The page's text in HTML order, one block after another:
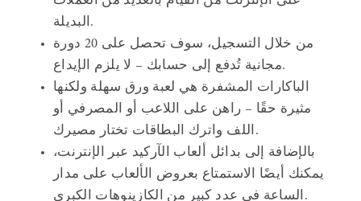
البديلة.
من خلال التسجيل، سوف تحصل على 20 دورة
مجانية تُدفع إلى حسابك – لا يلزم الإيداع.
الباكارات المشفرة هي لعبة ورق سهلة ولكنها
مثيرة حقًا – راهن على اللاعب أو المصرفي أو
اللف واترك البطاقات تختار مصيرك.
بالإضافة إلى بدائل ألعاب الآركيد عبر الإنترنت،
يمكنك أيضًا الاستمتاع بعروض الألعاب على مدار
الساعة في عدد كبير من الكازينوهات الكبرى.